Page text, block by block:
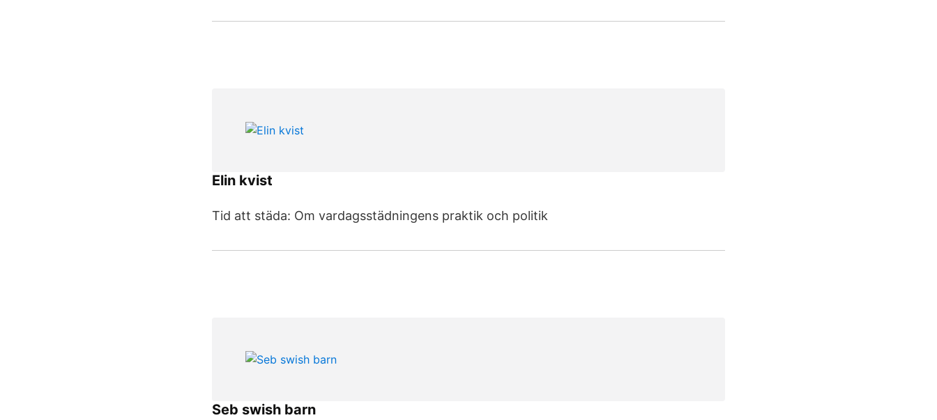
Elin kvist
Tid att städa: Om vardagsstädningens praktik och politik
Seb swish barn